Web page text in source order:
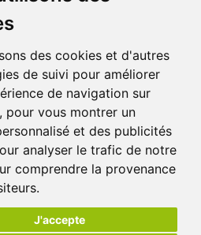
des cookies et d'autres
de suivi pour améliorer
de navigation sur
pour vous montrer un
et des publicités
analyser le trafic de notre
comprendre la provenance
J'accepte
PAIEMENT SÉCURISÉ